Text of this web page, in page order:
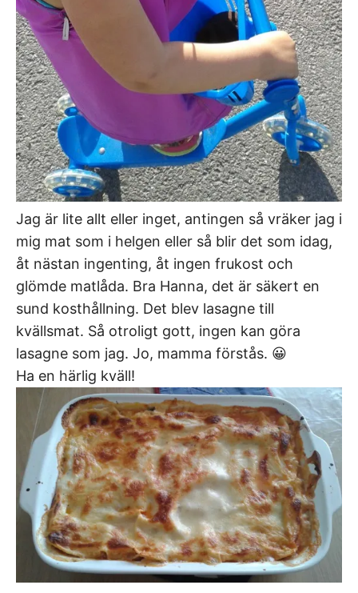
Jag är lite allt eller inget, antingen så vräker jag i
mig mat som i helgen eller så blir det som idag,
åt nästan ingenting, åt ingen frukost och
glömde matlåda. Bra Hanna, det är säkert en
sund kosthållning. Det blev lasagne till
kvällsmat. Så otroligt gott, ingen kan göra
lasagne som jag. Jo, mamma förstås. 😀
Ha en härlig kväll!